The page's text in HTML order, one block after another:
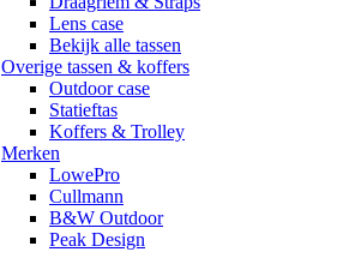
Lens case
Bekijk alle tassen
Overige tassen & koffers
Outdoor case
Statieftas
Koffers & Trolley
Merken
LowePro
Cullmann
B&W Outdoor
Peak Design